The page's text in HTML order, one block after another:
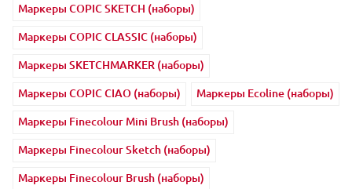
Маркеры COPIC SKETCH (наборы)
Маркеры COPIC CLASSIC (наборы)
Маркеры SKETCHMARKER (наборы)
Маркеры COPIC CIAO (наборы)
Маркеры Ecoline (наборы)
Маркеры Finecolour Mini Brush (наборы)
Маркеры Finecolour Sketch (наборы)
Маркеры Finecolour Brush (наборы)